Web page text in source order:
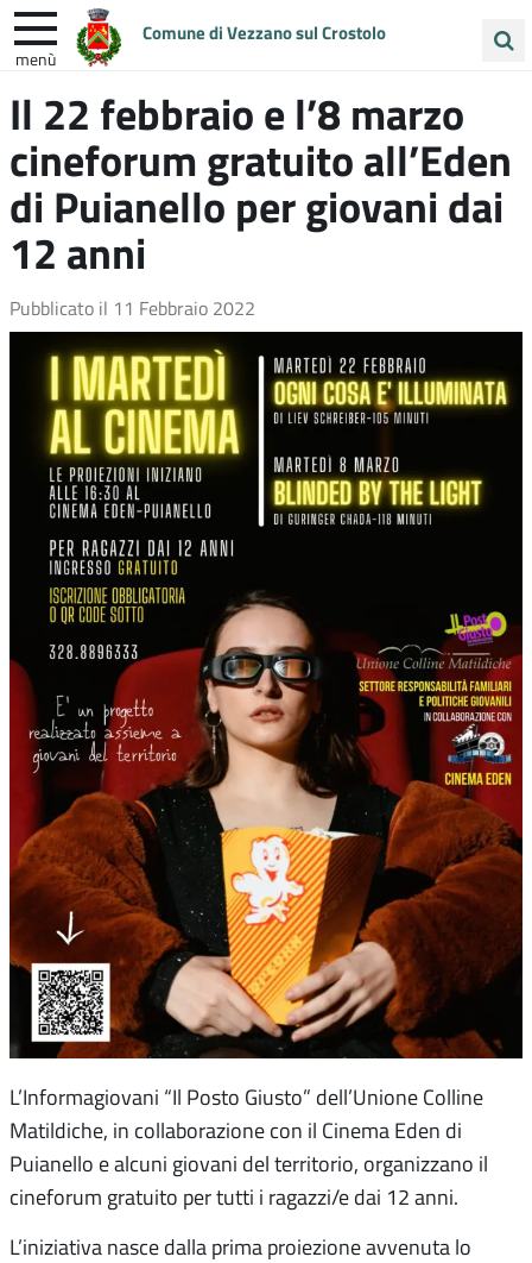
Comune di Vezzano sul Crostolo
menù
sito
ENTRA IN COMUNE VIVI VEZZANO
UNIONE COLLINE MATILDICHE
Il 22 febbraio e l’8 marzo
cineforum gratuito all’Eden
di Puianello per giovani dai
12 anni
Pubblicato il 11 Febbraio 2022
L’Informagiovani “Il Posto Giusto” dell’Unione Colline
Matildiche, in collaborazione con il Cinema Eden di
Puianello e alcuni giovani del territorio, organizzano il
cineforum gratuito per tutti i ragazzi/e dai 12 anni.
L’iniziativa nasce dalla prima proiezione avvenuta lo